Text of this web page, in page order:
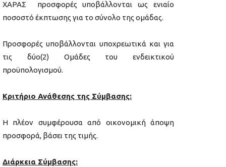
ΧΑΡΑΣ προσφορές υποβάλλονται ως ενιαίο
ποσοστό έκπτωσης για το σύνολο της ομάδας.
Προσφορές υποβάλλονται υποχρεωτικά και για
τις δύο(2) Ομάδες του ενδεικτικού
προϋπολογισμού.
Κριτήριο Ανάθεσης της Σύμβασης:
Η πλέον συμφέρουσα από οικονομική άποψη
προσφορά, βάσει της τιμής.
Διάρκεια Σύμβασης: